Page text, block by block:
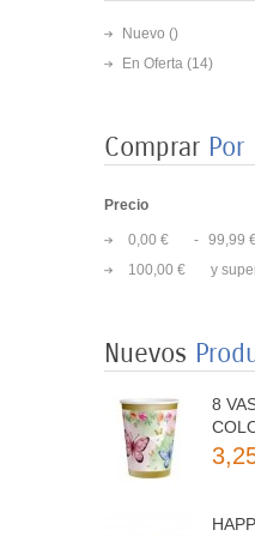
Nuevo ()
En Oferta (14)
Comprar Por
Precio
0,00 € - 99,99
100,00 €
y
Nuevos
8